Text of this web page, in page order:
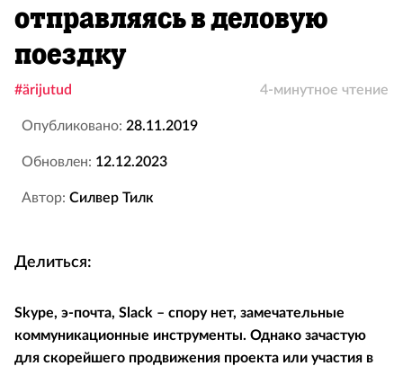
отправляясь в деловую
поездку
#ärijutud 4-минутное чтение
Опубликовано: 28.11.2019
Обновлен: 12.12.2023
Автор: Силвер Тилк
Делиться:
Skype, э-почта, Slack – спору нет, замечательные
коммуникационные инструменты. Однако зачастую
для скорейшего продвижения проекта или участия в